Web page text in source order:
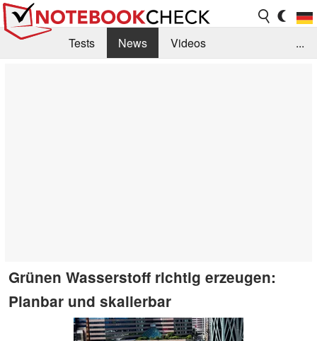
Tests News
Videos
...
Grünen Wasserstoff richtig erzeugen:
Planbar und skalierbar